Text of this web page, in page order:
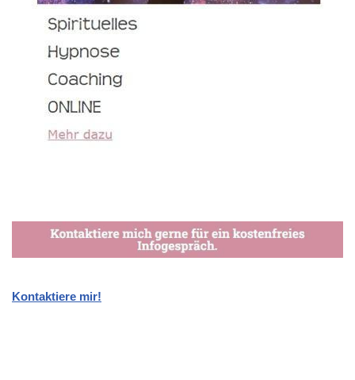
Kontaktiere mir!